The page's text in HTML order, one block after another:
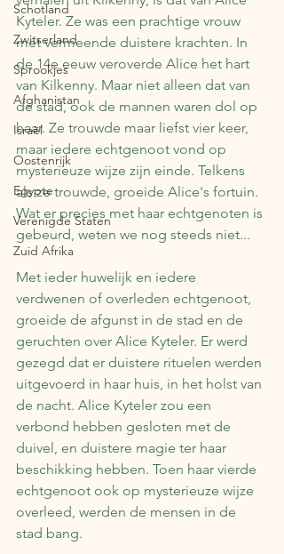
Schotland
Zwitserland
Sprookjes
Afghanistan
Israël
Oostenrijk
Egypte
Verenigde Staten
Zuid Afrika
Kyteler. Ze was een prachtige vrouw
met vermeende duistere krachten. In
de 14e eeuw veroverde Alice het hart
van Kilkenny. Maar niet alleen dat van
de stad, ook de mannen waren dol op
haar. Ze trouwde maar liefst vier keer,
maar iedere echtgenoot vond op
mysterieuze wijze zijn einde. Telkens
als ze trouwde, groeide Alice's fortuin.
Wat er precies met haar echtgenoten is
gebeurd, weten we nog steeds niet...
Met ieder huwelijk en iedere
verdwenen of overleden echtgenoot,
groeide de afgunst in de stad en de
geruchten over Alice Kyteler. Er werd
gezegd dat er duistere rituelen werden
uitgevoerd in haar huis, in het holst van
de nacht. Alice Kyteler zou een
verbond hebben gesloten met de
duivel, en duistere magie ter haar
beschikking hebben. Toen haar vierde
echtgenoot ook op mysterieuze wijze
overleed, werden de mensen in de
stad bang.